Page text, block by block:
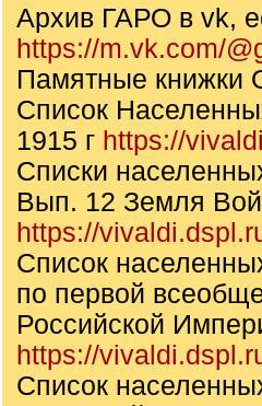
Архив ГАРО в vk,
https://m.vk.com/
Памятные книжки
Список
1915 г https://
Списки
Вып. 12 Земля
https://
Список
по первой
Российской
https://
Список